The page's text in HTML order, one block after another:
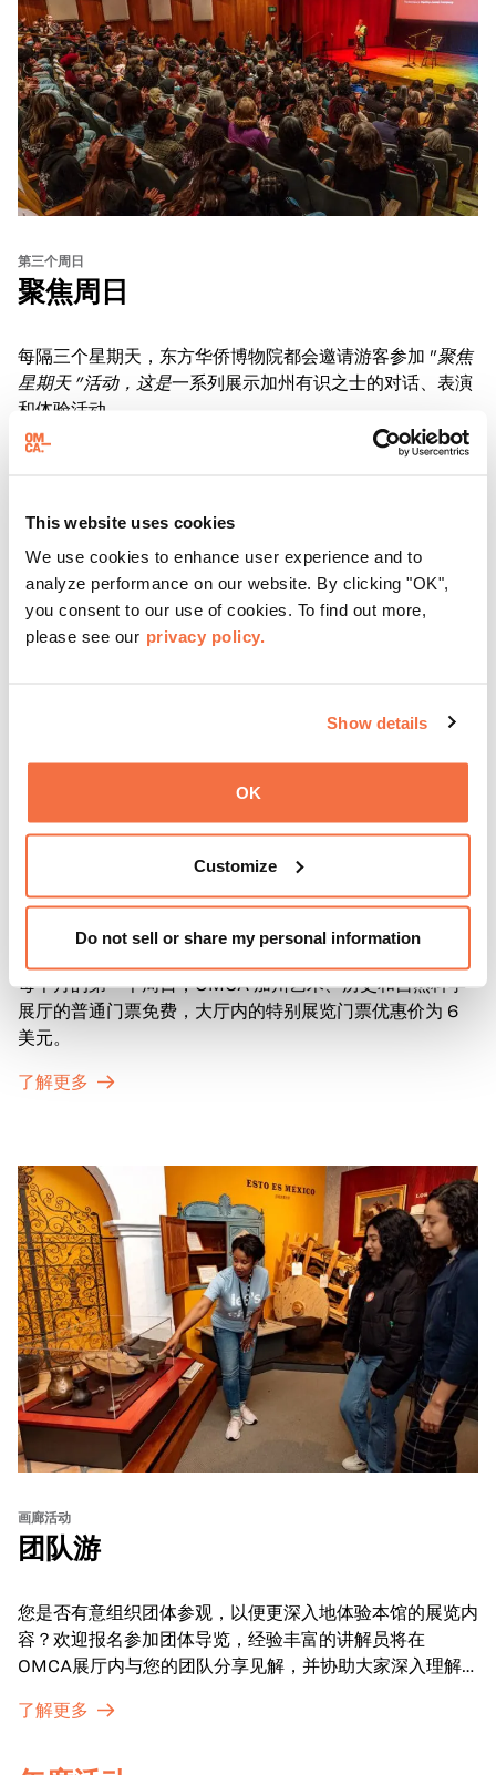
This website uses cookies
We use cookies to enhance user experience and to
analyze performance on our website. By clicking "OK",
you consent to our use of cookies. To find out more,
please see our privacy policy.
Show details
OK
Customize
Do not sell or share my personal information
第三个周日
聚焦周日
每隔三个星期天，东方华侨博物院都会邀请游客参加 "聚焦
星期天 "活动，这是一系列展示加州有识之士的对话、表演
和体验活动。
了解更多
第一主日
每个月的第一个周日，OMCA 加州艺术、历史和自然科学
展厅的普通门票免费，大厅内的特别展览门票优惠价为 6
美元。
了解更多
画廊活动
团队游
您是否有意组织团体参观，以便更深入地体验本馆的展览内
容？欢迎报名参加团体导览，经验丰富的讲解员将在
OMCA展厅内与您的团队分享见解，并协助大家深入理解
了解更多